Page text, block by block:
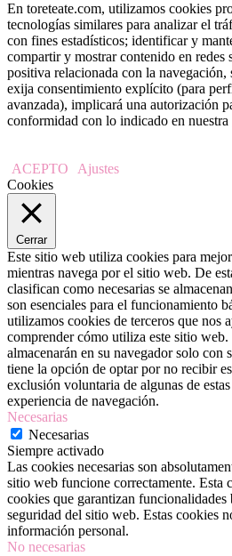
En toreteate.com, utilizamos cookies
tecnologías similares para analizar el
con fines estadísticos; identificar y
compartir y mostrar contenido en redes
positiva relacionada con la navegación,
exija consentimiento explícito (para
avanzada), implicará una autorización
conformidad con lo indicado en nuestra
ACEPTO
Ajustes
Cookies
Cerrar
Este sitio web utiliza cookies para
mientras navega por el sitio web. De
clasifican como necesarias se
son esenciales para el funcionamiento
utilizamos cookies de terceros que nos
comprender cómo utiliza este sitio web.
almacenarán en su navegador solo con
tiene la opción de optar por no recibir
exclusión voluntaria de algunas de
experiencia de navegación.
Necesarias
Necesarias
Siempre activado
Las cookies necesarias son
sitio web funcione correctamente. Esta
cookies que garantizan funcionalidades
seguridad del sitio web. Estas cookies
información personal.
No necesarias